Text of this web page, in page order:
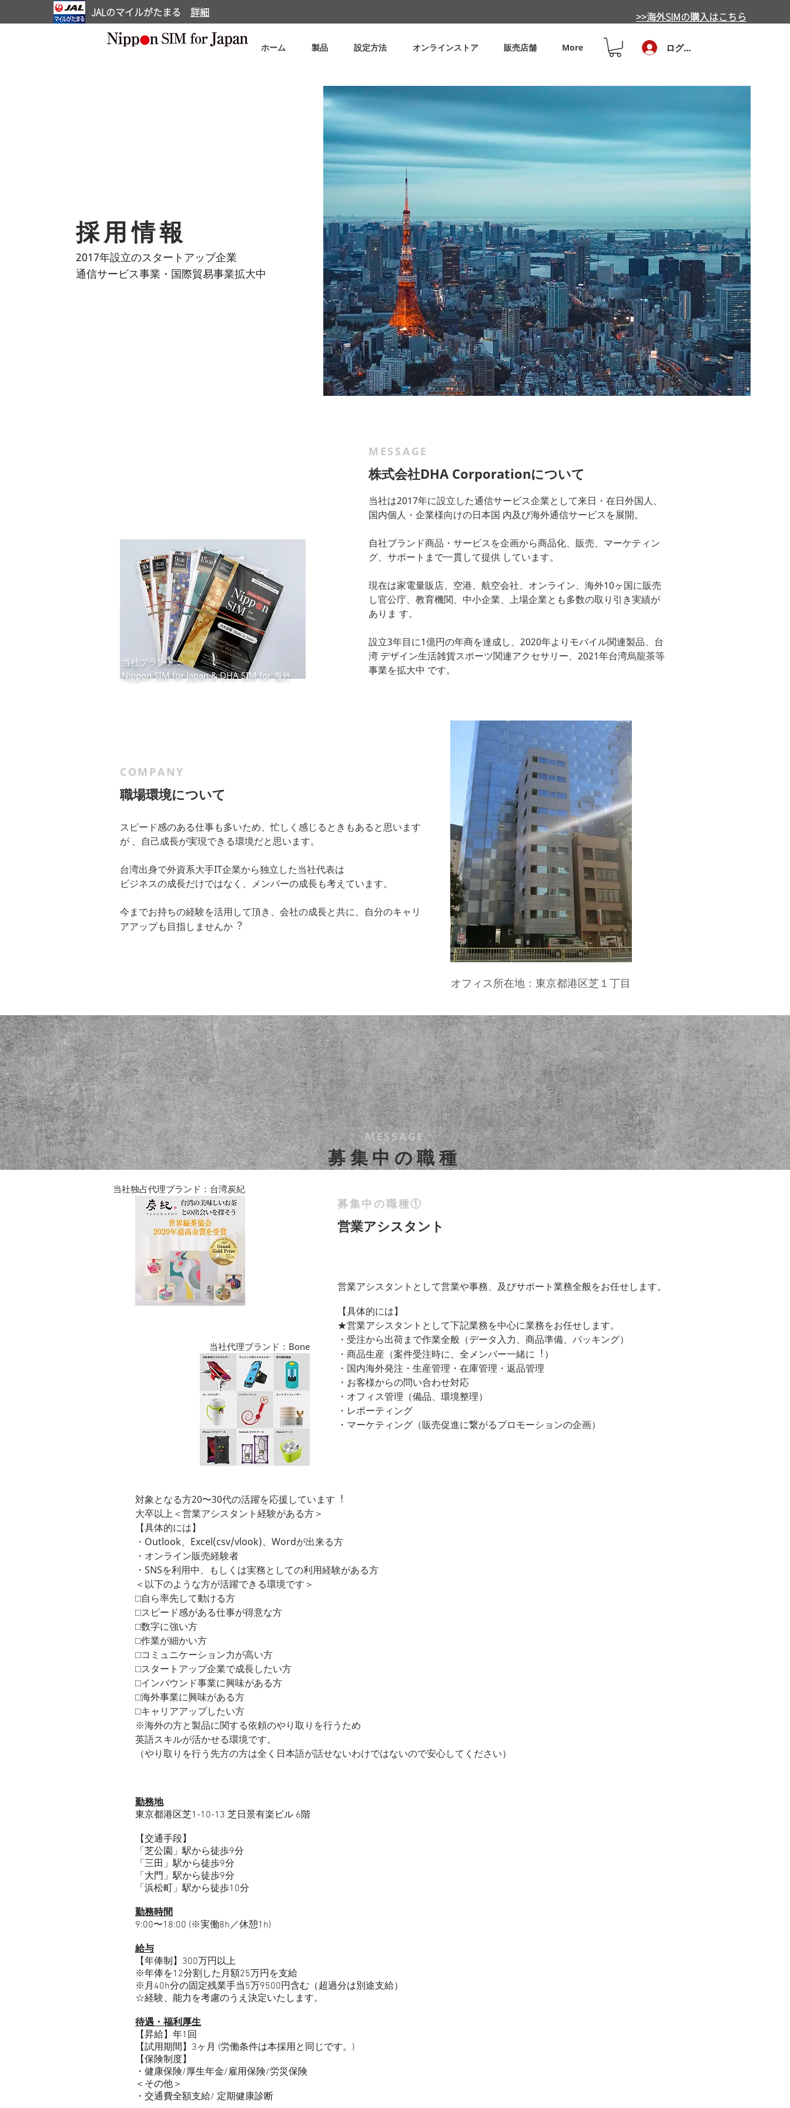
JALのマイルがたまる 詳細 >>海外SIMの購入はこちら
ホーム 製品 設定方法 オンラインストア 販売店舗 More ログイン
​採用情報
2017年設⽴のスタートアップ企業
通信サービス事業・国際貿易事業拡⼤中
MESSAGE
株式会社DHA Corporationについて
当社ブランド：
Nippon SIM for Japan & DHA SIM for 海外
当社は2017年に設⽴した通信サービス企業として来⽇・在⽇外国⼈、
国内個⼈・企業様向けの⽇本国 内及び海外通信サービスを展開。
⾃社ブランド商品・サービスを企画から商品化、販売、マーケティン
グ、サポートまで⼀貫して提供 しています。
現在は家電量販店、空港、航空会社、オンライン、海外10ヶ国に販売
し官公庁、教育機関、中⼩企業、上場企業とも多数の取り引き実績が
ありま す。
設⽴3年⽬に1億円の年商を達成し、2020年よりモバイル関連製品、台
湾 デザイン⽣活雑貨スポーツ関連アクセサリー、2021年台湾烏⿓茶等
事業を拡⼤中 です。
COMPANY
職場環境について
スピード感のある仕事も多いため、忙しく感じるときもあると思います
が 、⾃⼰成⻑が実現できる環境だと思います。
台湾出⾝で外資系⼤⼿IT企業から独⽴した当社代表は
ビジネスの成⻑だけではなく、メンバーの成⻑も考えています。
今までお持ちの経験を活⽤して頂き、会社の成⻑と共に、⾃分のキャリ
アアップも⽬指しませんか︖
オフィス所在地：東京都港区芝１丁目
MESSAGE
募集中の職種
当社独占代理ブランド：台湾炭紀
当社代理ブランド：Bone
募集中の職種①
営業アシスタント
営業アシスタントとして営業や事務、及びサポート業務全般をお任せします。
【具体的には】
★営業アシスタントとして下記業務を中⼼に業務をお任せします。
・受注から出荷まで作業全般（データ⼊⼒、商品準備、パッキング）
・商品⽣産（案件受注時に、全メンバー⼀緒に︕）
・国内海外発注・⽣産管理・在庫管理・返品管理
・お客様からの問い合わせ対応
・オフィス管理（備品、環境整理）
・レポーティング
・マーケティング（販売促進に繋がるプロモーションの企画）
対象となる⽅20〜30代の活躍を応援しています︕
⼤卒以上＜営業アシスタント経験がある⽅＞
【具体的には】
・Outlook、Excel(csv/vlook)、Wordが出来る⽅
・オンライン販売経験者
・SNSを利⽤中、もしくは実務としての利⽤経験がある⽅
＜以下のような⽅が活躍できる環境です＞
□⾃ら率先して動ける⽅
□スピード感がある仕事が得意な⽅
□数字に強い⽅
□作業が細かい⽅
□コミュニケーション⼒が⾼い⽅
□スタートアップ企業で成⻑したい⽅
□インバウンド事業に興味がある⽅
□海外事業に興味がある⽅
□キャリアアップしたい⽅
※海外の⽅と製品に関する依頼のやり取りを⾏うため
英語スキルが活かせる環境です。
（やり取りを⾏う先⽅の⽅は全く⽇本語が話せないわけではないので安⼼してください）
勤務地
東京都港区芝1-10-13 芝日景有楽ビル 6階
【交通⼿段】
「芝公園」駅から徒歩9分
「三⽥」駅から徒歩9分
「⼤⾨」駅から徒歩9分
「浜松町」駅から徒歩10分
勤務時間
9:00〜18:00 (※実働8h／休憩1h)
給与
【年俸制】300万円以上
※年俸を12分割した⽉額25万円を⽀給
※⽉40h分の固定残業⼿当5万9500円含む（超過分は別途⽀給）
☆経験、能⼒を考慮のうえ決定いたします。
待遇・福利厚⽣
【昇給】年1回
【試⽤期間】3ヶ⽉ (労働条件は本採⽤と同じです。)
【保険制度】
・健康保険/厚⽣年⾦/雇⽤保険/労災保険
＜その他＞
・交通費全額⽀給/ 定期健康診断